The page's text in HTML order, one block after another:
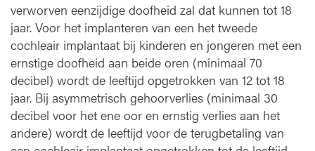
verworven eenzijdige doofheid zal dat kunnen tot 18
jaar. Voor het implanteren van een het tweede
cochleair implantaat bij kinderen en jongeren met een
ernstige doofheid aan beide oren (minimaal 70
decibel) wordt de leeftijd opgetrokken van 12 tot 18
jaar. Bij asymmetrisch gehoorverlies (minimaal 30
decibel voor het ene oor en ernstig verlies aan het
andere) wordt de leeftijd voor de terugbetaling van